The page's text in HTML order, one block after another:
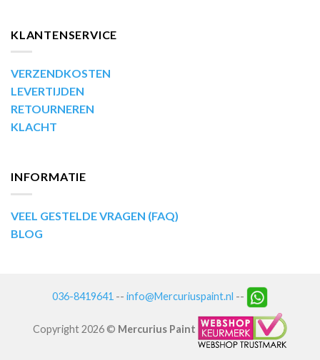
KLANTENSERVICE
VERZENDKOSTEN
LEVERTIJDEN
RETOURNEREN
KLACHT
INFORMATIE
VEEL GESTELDE VRAGEN (FAQ)
BLOG
036-8419641 -- info@Mercuriuspaint.nl --
Copyright 2026 © Mercurius Paint